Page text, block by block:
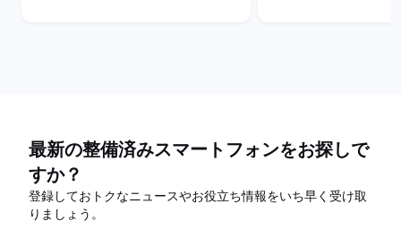
最新の整備済みスマートフォンをお探しで
すか？
登録しておトクなニュースやお役立ち情報をいち早く受け取
りましょう。